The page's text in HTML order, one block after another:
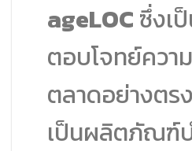
ageLOC ซึ่งเ
ตอบโจทย์ควา
ตลาดอย่างตร
เป็นผลิตภัณฑ์